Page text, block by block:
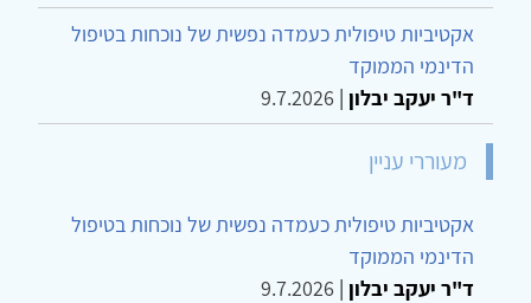
אקטיביות טיפולית כעמדה נפשית של נוכחות בטיפול
הדינמי הממוקד
ד"ר יעקב יבלון |
9.7.2026
מעוררי עניין
אקטיביות טיפולית כעמדה נפשית של נוכחות בטיפול
הדינמי הממוקד
ד"ר יעקב יבלון |
9.7.2026